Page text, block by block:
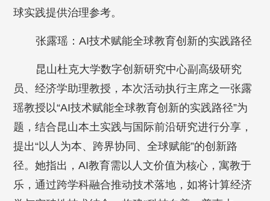
球实践提供治理参考。
张露瑶：AI技术赋能全球教育创新的实践路径
昆山杜克大学数字创新研究中心副高级研究
员、经济学助理教授，本次活动执行主席之一张露
瑶教授以“AI技术赋能全球教育创新的实践路径”为
题，结合昆山本土实践与国际前沿研究进行分享，
提出“以人为本、跨界协同、全球赋能”的创新路
径。她指出，AI教育需以人文价值为核心，寓教于
乐，通过跨学科融合推动技术落地，如将计算经济